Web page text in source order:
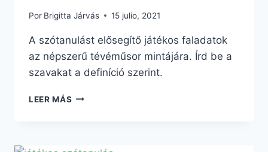
Por Brigitta Járvás 15 julio, 2021
A szótanulást elősegítő játékos faladatok
az népszerű tévéműsor mintájára. Írd be a
szavakat a definíció szerint.
LEER MÁS PASAPALABRA